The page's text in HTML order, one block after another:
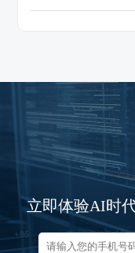
立即体验AI时